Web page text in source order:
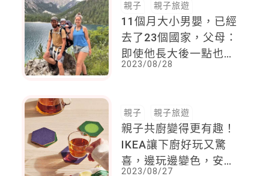
親子 親子旅遊
11個月大小男嬰，已經
去了23個國家，父母：
即使他長大後一點也不
記得，但我們卻永遠不
2023/08/28
親子 親子旅遊
親子共廚變得更有趣！
IKEA讓下廚好玩又驚
喜，邊玩邊變色，安全
2023/08/27